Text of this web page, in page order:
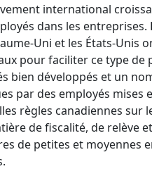
international
dans les entreprises.
Uni et les États-Unis
pour faciliter ce type de
bien développés et un
par des employés mises
règles canadiennes sur
de fiscalité, de relève
de petites et moyennes